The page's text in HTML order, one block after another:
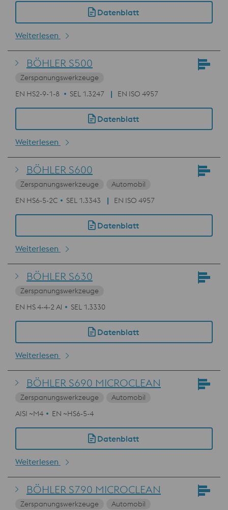
Datenblatt
Weiterlesen
BÖHLER S500
Zerspanungswerkzeuge
EN HS2-9-1-8
SEL 1.3247 EN ISO 4957
Datenblatt
Weiterlesen
BÖHLER S600
Zerspanungswerkzeuge
Automobil
EN HS6-5-2C
SEL 1.3343 EN ISO 4957
Datenblatt
Weiterlesen
BÖHLER S630
Zerspanungswerkzeuge
EN HS 4-4-2 Al
SEL 1.3330
Datenblatt
Weiterlesen
BÖHLER S690 MICROCLEAN
Zerspanungswerkzeuge
Automobil
AISI ~M4
EN ~HS6-5-4
Datenblatt
Weiterlesen
BÖHLER S790 MICROCLEAN
Zerspanungswerkzeuge
Automobil